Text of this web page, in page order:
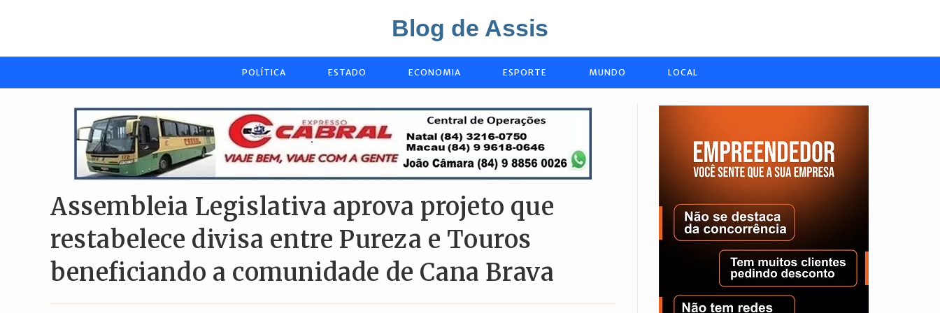
conteúdo
Blog de Assis
POLÍTICA ESTADO ECONOMIA ESPORTE MUNDO LOCAL
Assembleia Legislativa aprova projeto que
restabelece divisa entre Pureza e Touros
beneficiando a comunidade de Cana Brava